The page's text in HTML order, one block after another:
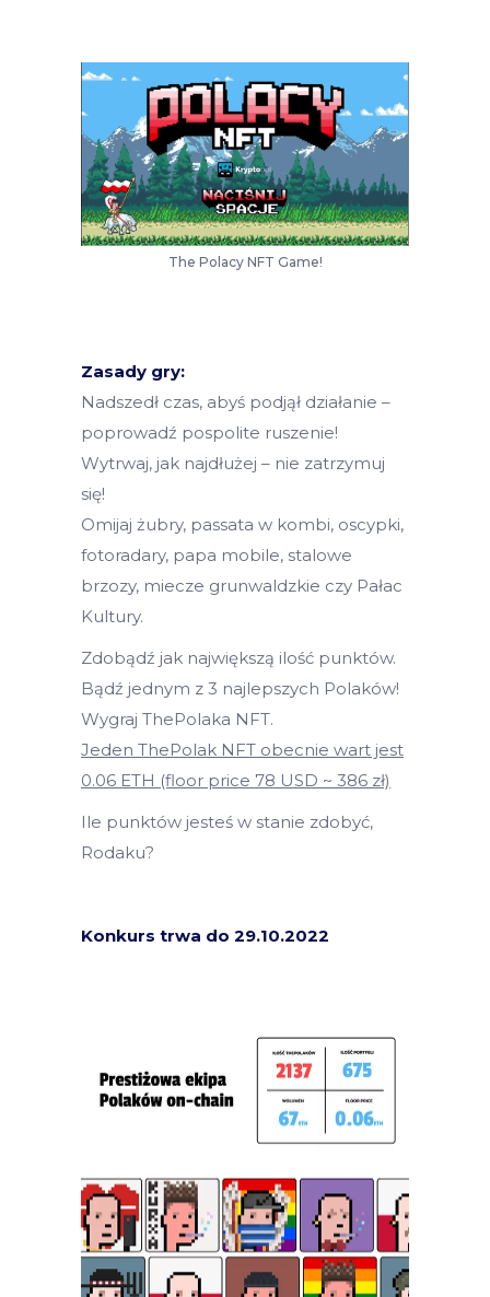
The Polacy NFT Game!
Zasady gry:
Nadszedł czas, abyś podjął działanie –
poprowadź pospolite ruszenie!
Wytrwaj, jak najdłużej – nie zatrzymuj
się!
Omijaj żubry, passata w kombi, oscypki,
fotoradary, papa mobile, stalowe
brzozy, miecze grunwaldzkie czy Pałac
Kultury.
Zdobądź jak największą ilość punktów.
Bądź jednym z 3 najlepszych Polaków!
Wygraj ThePolaka NFT.
Jeden ThePolak NFT obecnie wart jest
0.06 ETH (floor price 78 USD ~ 386 zł)
Ile punktów jesteś w stanie zdobyć,
Rodaku?
Konkurs trwa do 29.10.2022